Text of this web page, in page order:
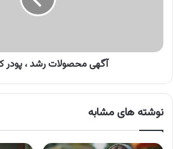
آگهی محصولات رشد ، پودر
نوشته های مشابه